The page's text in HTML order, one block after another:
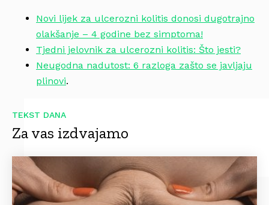
Novi lijek za ulcerozni kolitis donosi dugotrajno
olakšanje – 4 godine bez simptoma!
Tjedni jelovnik za ulcerozni kolitis: Što jesti?
Neugodna nadutost: 6 razloga zašto se javljaju
plinovi.
TEKST DANA
Za vas izdvajamo